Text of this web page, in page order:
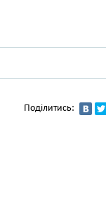
Поділитись: